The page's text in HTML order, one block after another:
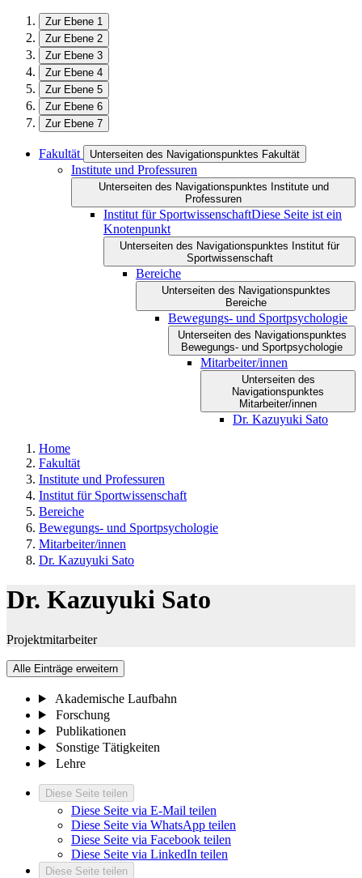
Zur Ebene 1
Zur Ebene 2
Zur Ebene 3
Zur Ebene 4
Zur Ebene 5
Zur Ebene 6
Zur Ebene 7
Fakultät Unterseiten des Navigationspunktes Fakultät
Institute und Professuren
Unterseiten des Navigationspunktes Institute und
Professuren
Institut für SportwissenschaftDiese Seite ist ein
Knotenpunkt
Unterseiten des Navigationspunktes Institut für
Sportwissenschaft
Bereiche
Unterseiten des Navigationspunktes
Bereiche
Bewegungs- und Sportpsychologie
Unterseiten des Navigationspunktes
Bewegungs- und Sportpsychologie
Mitarbeiter/innen
Unterseiten des
Navigationspunktes
Mitarbeiter/innen
Dr. Kazuyuki Sato
Home
Fakultät
Institute und Professuren
Institut für Sportwissenschaft
Bereiche
Bewegungs- und Sportpsychologie
Mitarbeiter/innen
Dr. Kazuyuki Sato
Dr. Kazuyuki Sato
Projektmitarbeiter
Alle Einträge erweitern
Akademische Laufbahn
Forschung
Publikationen
Sonstige Tätigkeiten
Lehre
Diese Seite teilen
Diese Seite via E-Mail teilen
Diese Seite via WhatsApp teilen
Diese Seite via Facebook teilen
Diese Seite via LinkedIn teilen
Diese Seite teilen